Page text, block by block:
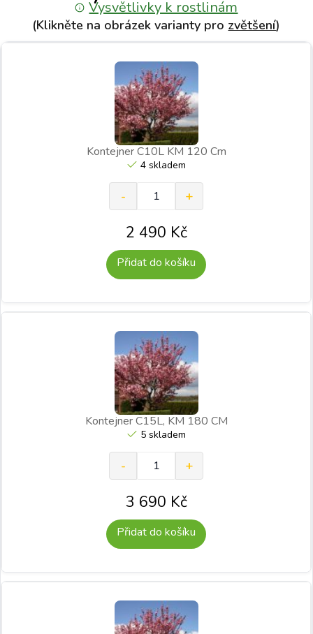
Vysvětlivky k rostlinám
(Klikněte na obrázek varianty pro zvětšení)
Kontejner C10L KM 120 Cm
4 skladem
2 490 Kč
Přidat do košíku
Kontejner C15L, KM 180 CM
5 skladem
3 690 Kč
Přidat do košíku